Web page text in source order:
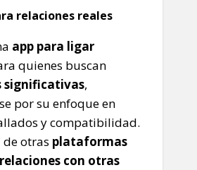
relaciones reales
app para ligar
quienes buscan
significativas,
por su enfoque en
y compatibilidad.
otras plataformas
con otras